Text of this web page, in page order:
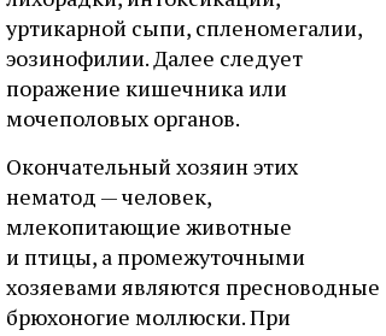
уртикарной сыпи, спленомегалии,
эозинофилии. Далее следует
поражение кишечника или
мочеполовых органов.
Окончательный хозяин этих
нематод — человек,
млекопитающие животные
и птицы, а промежуточными
хозяевами являются пресноводные
брюхоногие моллюски. При